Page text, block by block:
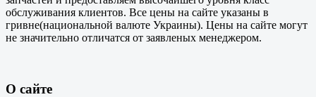
обслуживания клиентов. Все цены на сайте указаны в
гривне(национальной валюте Украины). Цены на сайте могут
не значительно отличатся от заявленых менеджером.
О сайте